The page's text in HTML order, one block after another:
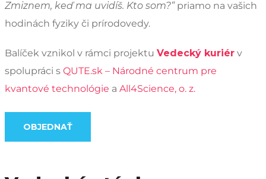
Zmiznem, keď ma uvidíš. Kto som?“priamo na vašich
hodinách fyziky či prírodovedy.
Balíček vznikol v rámci projektu Vedecký kuriér v
spolupráci s QUTE.sk – Národné centrum pre
kvantové technológie a All4Science, o. z.
OBJEDNAŤ